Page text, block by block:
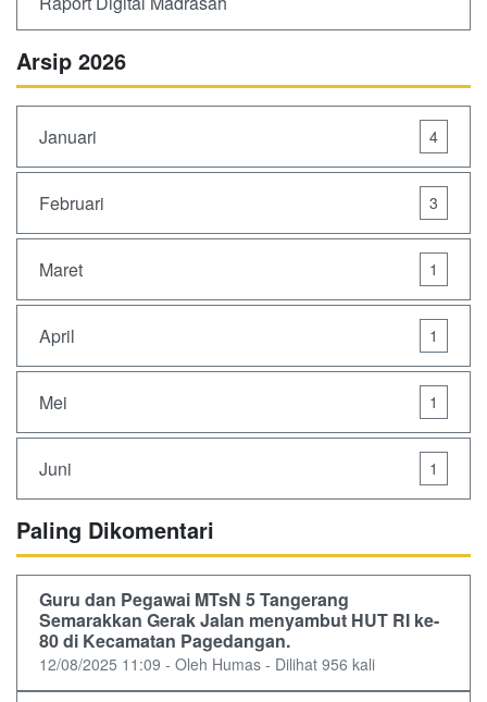
Arsip 2026
Januari 4
Februari 3
Maret 1
April 1
Mei 1
Juni 1
Paling Dikomentari
Guru dan Pegawai MTsN 5 Tangerang
Semarakkan Gerak Jalan menyambut HUT RI ke-
80 di Kecamatan Pagedangan.
12/08/2025 11:09 - Oleh Humas - Dilihat 956 kali